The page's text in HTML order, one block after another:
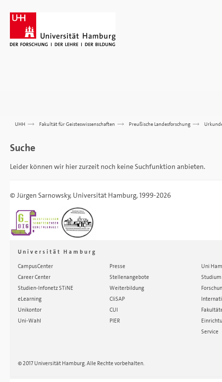
UHH >>> Fakultät für Geisteswissenschaften >>> Preußische Landesforschung >>>
Suche
Leider können wir hier zurzeit noch keine Suchfunktion anbieten.
© Jürgen Sarnowsky, Universität Hamburg, 1999-2026